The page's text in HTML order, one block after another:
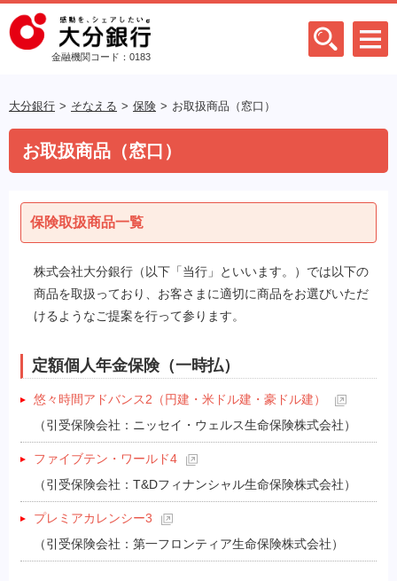
金融機関コード：0183
大分銀行 そなえる 保険 お取扱商品（窓口）
お取扱商品（窓口）
保険取扱商品一覧
株式会社大分銀行（以下「当行」といいます。）では以下の
商品を取扱っており、お客さまに適切に商品をお選びいただ
けるようなご提案を行って参ります。
定額個人年金保険（一時払）
悠々時間アドバンス2（円建・米ドル建・豪ドル建）
（引受保険会社：ニッセイ・ウェルス生命保険株式会社）
ファイブテン・ワールド4
（引受保険会社：T&Dフィナンシャル生命保険株式会社）
プレミアカレンシー3
（引受保険会社：第一フロンティア生命保険株式会社）